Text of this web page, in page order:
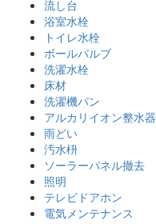
流し台
浴室水栓
トイレ水栓
ボールバルブ
洗濯水栓
床材
洗濯機パン
アルカリイオン整水器
雨どい
汚水枡
ソーラーパネル撤去
照明
テレビドアホン
電気メンテナンス